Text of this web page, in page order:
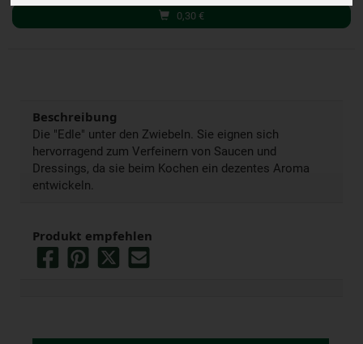
0,30 €
Beschreibung
Die "Edle" unter den Zwiebeln. Sie eignen sich
hervorragend zum Verfeinern von Saucen und
Dressings, da sie beim Kochen ein dezentes Aroma
entwickeln.
Produkt empfehlen